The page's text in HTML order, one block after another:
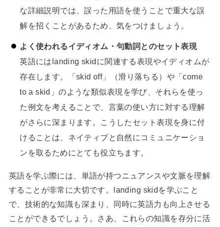
な詳細説明では、誤った用語を使うことで重大な誤
解を招くことがあるため、気をつけましょう。
よく使われるイディオム・句動詞とのセット表現
英語にはlanding skidに関連する表現やイディオムが
存在します。「skid off」（滑り落ちる）や「come
to a skid」のような類似表現を学び、それらを使っ
た例文を考えることで、言葉の使い方に対する理解
がさらに深まります。こうしたセット表現を身に付
けることは、ネイティブと自然にコミュニケーショ
ンを取るためにとても役立ちます。
英語を学ぶ際には、単語が持つニュアンスや文脈を理解
することが非常に大切です。landing skidを学ぶこと
で、技術的な知識も深まり、同時に英語力も向上させる
ことができるでしょう。さあ、これらの知識を存分に活